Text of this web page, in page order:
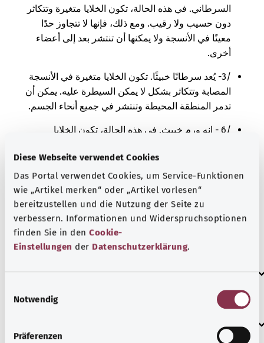
Diese Webseite verwendet Cookies
Das Portal verwendet Cookies, um Service-Funktionen
wie „Artikel merken“ oder „Artikel vorlesen“
bereitzustellen und die Nutzung der Seite zu
verbessern. Informationen und Widerspruchsoptionen
finden Sie in den Cookie-
Einstellungen der Datenschutzerklärung.
Notwendig
Präferenzen
السرطاني. في هذه الحالة، تكون الخلايا متغيرة وتتكاثر
دون حسيب ولا رقيب. ومع ذلك، فإنها لا تتجاوز حدًا
معينًا في الأنسجة ولا يمكنها أن تنتشر بعد إلى أعضاء
أخرى.
/3- يُعد سرطانًا خبيثًا. تكون الخلايا متغيرة في الأنسجة
المصابة وتتكاثر بشكل لا يمكن السيطرة عليه. يمكن أن
تدمر المنطقة المحيطة وتنتشر في جميع أنحاء الجسم.
/6 - إنه ورم خبيث. في هذه الحالة، تكون الخلايا
موضع آخر في الجسم واستمرت في التكاثر هناك.
/9- إما أنه سرطان خبيث أو ورم خبيث. تكون الخلايا
متغيرة في الأنسجة المصابة وتتكاثر بشكل لا يمكن
السيطرة عليه. ومع ذلك، لا يمكنك معرفة ما إذا كانت
هذه الخلايا جاءت في الأصل من المنطقة المصابة أم أنها
انتشرت هناك من مكان آخر في الجسم.
العلامات الإضافية